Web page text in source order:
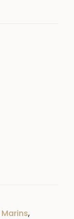
Marins,